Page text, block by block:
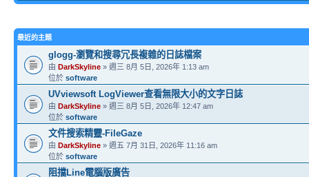
最近的主題
glogg-瀏覽和搜尋冗長複雜的日誌檔案
由 DarkSkyline » 週三 8月 5日, 2026年 1:13 am
位於 software
UVviewsoft LogViewer查看無限大小的文字日誌
由 DarkSkyline » 週三 8月 5日, 2026年 12:47 am
位於 software
文件搜索精靈-FileGaze
由 DarkSkyline » 週五 7月 31日, 2026年 11:16 am
位於 software
阻擋Line電腦版廣告